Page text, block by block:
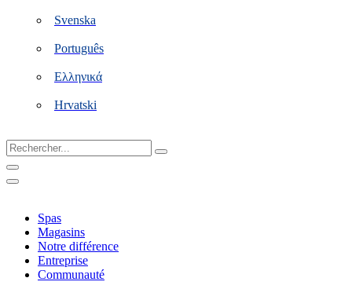
Svenska
Português
Ελληνικά
Hrvatski
Rechercher...
Spas
Magasins
Notre différence
Entreprise
Communauté